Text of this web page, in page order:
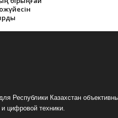
Республики Казахстан
цифровой техники.